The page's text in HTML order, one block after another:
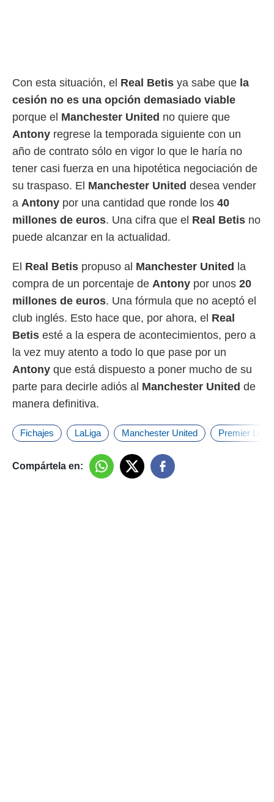
Con esta situación, el Real Betis ya sabe que la
cesión no es una opción demasiado viable
porque el Manchester United no quiere que
Antony regrese la temporada siguiente con un
año de contrato sólo en vigor lo que le haría no
tener casi fuerza en una hipotética negociación de
su traspaso. El Manchester United desea vender
a Antony por una cantidad que ronde los 40
millones de euros. Una cifra que el Real Betis no
puede alcanzar en la actualidad.
El Real Betis propuso al Manchester United la
compra de un porcentaje de Antony por unos 20
millones de euros. Una fórmula que no aceptó el
club inglés. Esto hace que, por ahora, el Real
Betis esté a la espera de acontecimientos, pero a
la vez muy atento a todo lo que pase por un
Antony que está dispuesto a poner mucho de su
parte para decirle adiós al Manchester United de
manera definitiva.
Fichajes LaLiga Manchester United Premier
Compártela en: